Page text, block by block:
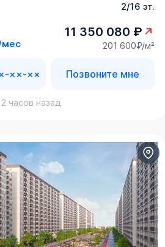
2/16 эт.
мес
11 350 080 ₽
201 600₽/м²
××-×× Позвоните мне
часов назад